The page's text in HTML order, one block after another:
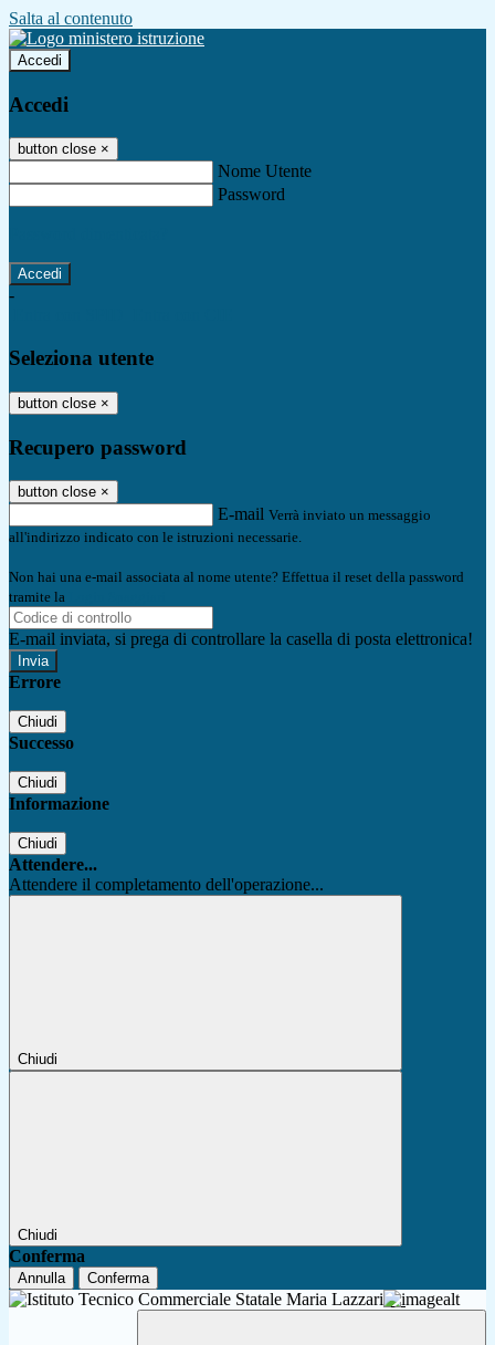
Salta al contenuto
Accedi
Accedi
button close ×
Nome Utente
Password
-
Seleziona utente
button close ×
Recupero password
button close ×
E-mail Verrà inviato un messaggio
all'indirizzo indicato con le istruzioni necessarie.
Non hai una e-mail associata al nome utente? Effettua il reset della password
tramite la
E-mail inviata, si prega di controllare la casella di posta elettronica!
Errore
Chiudi
Successo
Chiudi
Informazione
Chiudi
Attendere...
Attendere il completamento dell'operazione...
Chiudi
Chiudi
Conferma
Annulla Conferma